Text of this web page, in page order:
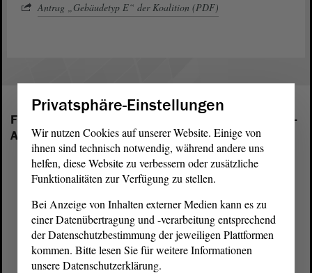
Antrag „Gebäudetyp E“ der Koalition (PDF)
Folgende Fraktionen sind im Landtag von Sachsen-
Anhalt vertreten:
Privatsphäre-Einstellungen
Wir nutzen Cookies auf unserer Website. Einige von
ihnen sind technisch notwendig, während andere uns
helfen, diese Website zu verbessern oder zusätzliche
Funktionalitäten zur Verfügung zu stellen.
Bei Anzeige von Inhalten externer Medien kann es zu
einer Datenübertragung und -verarbeitung entsprechend
der Datenschutzbestimmung der jeweiligen Plattformen
kommen. Bitte lesen Sie für weitere Informationen
unsere Datenschutzerklärung.